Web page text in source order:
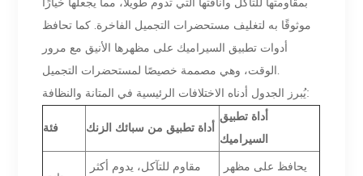
موثوقًا به لتغليف مستحضرات التجميل الفاخرة. كما تحافظ
أدوات تطبيق السيراميك على مظهرها الأنيق مع مرور
الوقت، وهي مصممة خصيصًا لمستحضرات التجميل.
يُبرز الجدول أدناه الاختلافات الرئيسية في المتانة والنظافة:
فئة
أداة تطبيق من سبائك الزنك
أداة تطبيق
السيراميك
مقاوم للتآكل، يدوم أكثر
يحافظ على مظهر